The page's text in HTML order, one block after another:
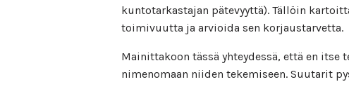
kuntotarkastajan pätevyyttä). Tällöin
toimivuutta ja arvioida sen korjaustarvetta.
Mainittakoon tässä yhteydessä, että en
nimenomaan niiden tekemiseen. Suutarit